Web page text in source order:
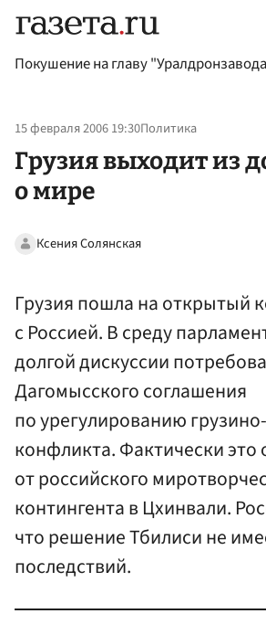
Покушение на главу
15 февраля 2006 19:30Политика
Грузия выходит из
о мире
Ксения Солянская
Грузия пошла на открытый
с Россией. В среду
долгой дискуссии
Дагомысского соглашения
по урегулированию
конфликта. Фактически это
от российского
контингента в Цхинвали.
что решение Тбилиси не
последствий.